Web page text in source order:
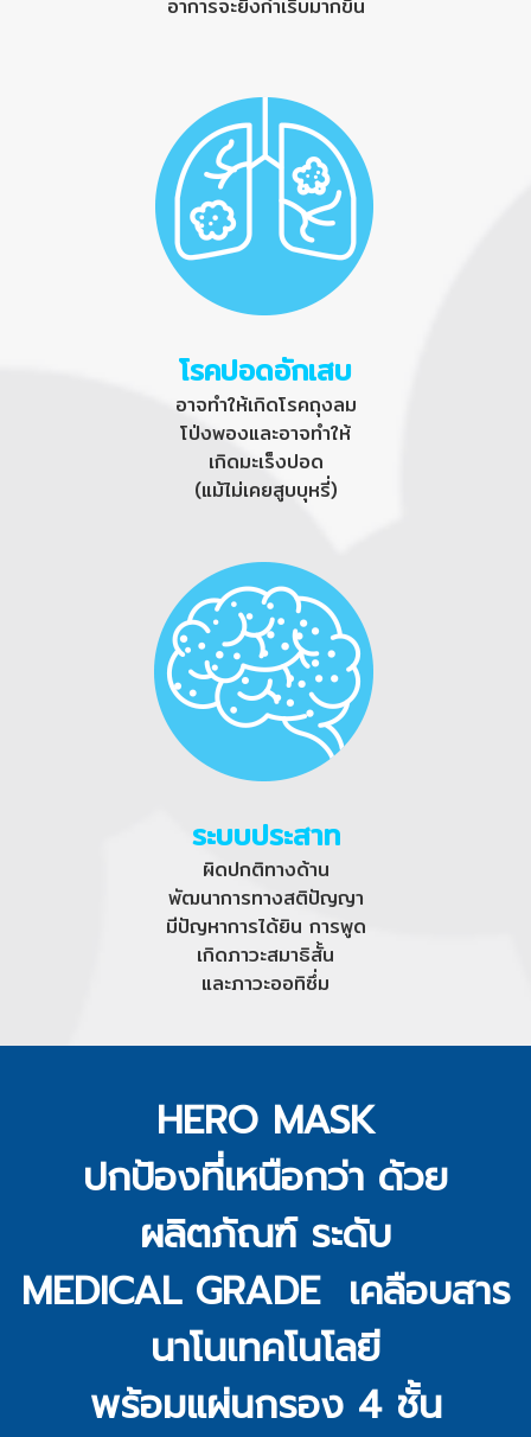
อาการจะยิ่งกำเริบมากขึ้น
โรคปอดอักเสบ
อาจทำให้เกิดโรคถุงลม
โป่งพองและอาจทำให้
เกิดมะเร็งปอด
(แม้ไม่เคยสูบบุหรี่)
ระบบประสาท
ผิดปกติทางด้าน
พัฒนาการทางสติปัญญา
มีปัญหาการได้ยิน การพูด
เกิดภาวะสมาธิสั้น
และภาวะออทิซึ่ม
HERO MASK
ปกป้องที่เหนือกว่า ด้วย
ผลิตภัณฑ์ ระดับ
MEDICAL GRADE เคลือบสาร
นาโนเทคโนโลยี
พร้อมแผ่นกรอง 4 ชั้น